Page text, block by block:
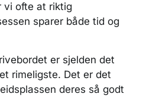
vi ofte at riktig
sparer både tid og
er sjelden det
rimeligste. Det er det
deres så godt